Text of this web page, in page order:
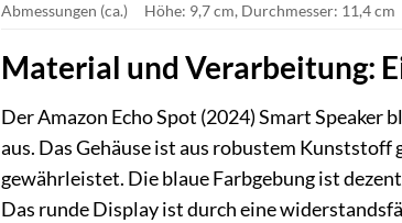
Abmessungen (ca.)
Höhe: 9,7 cm, Durchmesser: 11,4 cm
Material und Verarbeitung:
Der Amazon Echo Spot (2024) Smart
aus. Das Gehäuse ist aus robustem
gewährleistet. Die blaue Farbgebung ist
Das runde Display ist durch eine